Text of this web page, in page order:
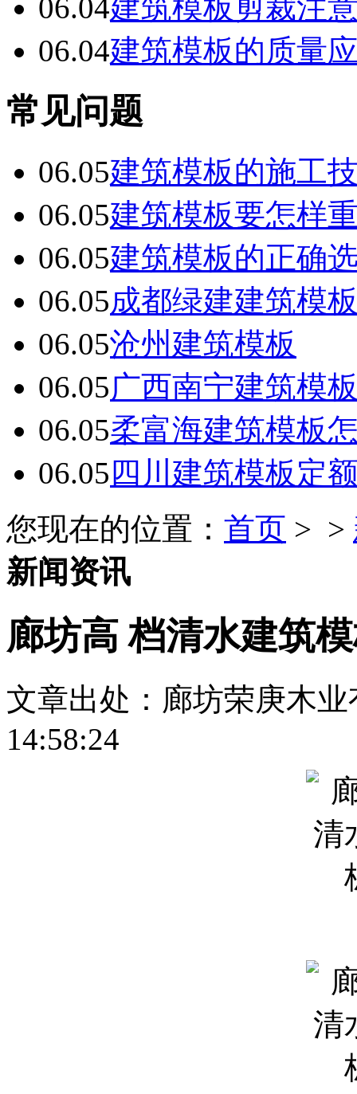
06.04建筑模板剪裁注
06.04建筑模板的质量
常见问题
06.05建筑模板的施工
06.05建筑模板要怎样
06.05建筑模板的正确
06.05成都绿建建筑模
06.05沧州建筑模板
06.05广西南宁建筑模
06.05柔富海建筑模板
06.05 四川建筑模板定
您现在的位置： 首页 > >
新闻资讯
廊坊高 档清水建筑
文章出处：廊坊荣庚木
14:58:24